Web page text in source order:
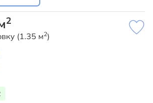
2
(1.35 м2)